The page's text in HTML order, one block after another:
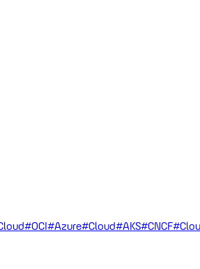
#OCI#Azure#Cloud#AKS#CNCF